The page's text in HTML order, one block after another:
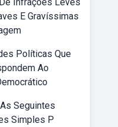
E Gravíssimas
Políticas Que
Ao
Seguintes
Simples P